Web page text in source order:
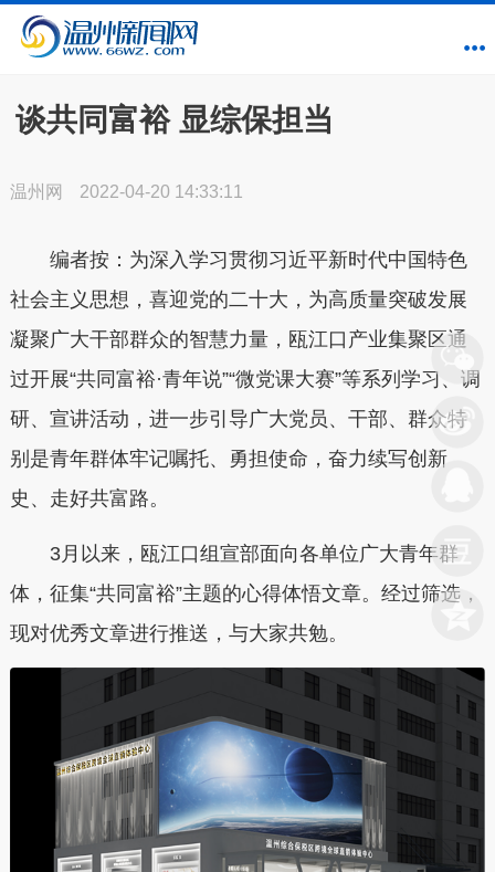
谈共同富裕 显综保担当
温州网 2022-04-20 14:33:11
编者按：为深入学习贯彻习近平新时代中国特色
社会主义思想，喜迎党的二十大，为高质量突破发展
凝聚广大干部群众的智慧力量，瓯江口产业集聚区通
过开展“共同富裕·青年说”“微党课大赛”等系列学习、调
研、宣讲活动，进一步引导广大党员、干部、群众特
别是青年群体牢记嘱托、勇担使命，奋力续写创新
史、走好共富路。
3月以来，瓯江口组宣部面向各单位广大青年群
体，征集“共同富裕”主题的心得体悟文章。经过筛选，
现对优秀文章进行推送，与大家共勉。